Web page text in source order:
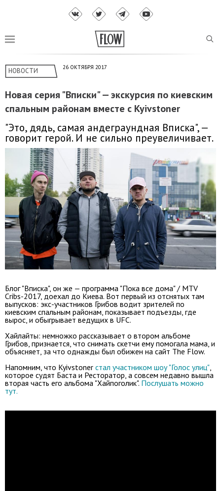
НОВОСТИ 26 ОКТЯБРЯ 2017
Новая серия "Вписки" — экскурсия по киевским
спальным районам вместе с Kyivstoner
"Это, дядь, самая андеграундная Вписка", —
говорит герой. И не сильно преувеличивает.
Блог "Вписка", он же — программа "Пока все дома" / MTV
Cribs-2017, доехал до Киева. Вот первый из отснятых там
выпусков: экс-участников Грибов водит зрителей по
киевским спальным районам, показывает подъезды, где
вырос, и обыгрывает ведущих в UFC.
Хайлайты: немножко рассказывает о втором альбоме
Грибов, признается, что снимать скетчи ему помогала мама, и
объясняет, за что однажды был обижен на сайт The Flow.
Напомним, что Kyivstoner стал участником шоу "Голос улиц"
которое судят Баста и Ресторатор, а совсем недавно вышла
вторая часть его альбома "Хайпоголик". Послушать можно
тут.